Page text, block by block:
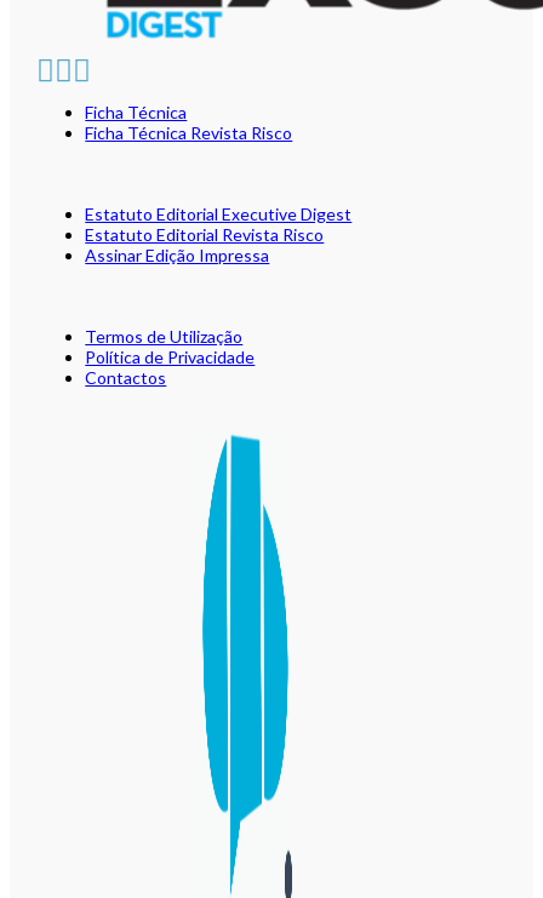
Ficha Técnica
Ficha Técnica Revista Risco
Estatuto Editorial Executive Digest
Estatuto Editorial Revista Risco
Assinar Edição Impressa
Termos de Utilização
Política de Privacidade
Contactos